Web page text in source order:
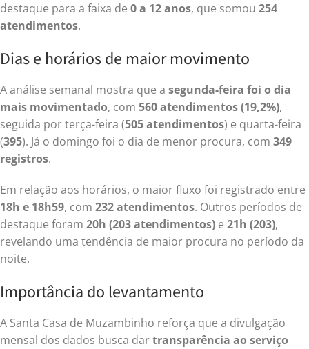
destaque para a faixa de 0 a 12 anos, que somou 254
atendimentos.
Dias e horários de maior movimento
A análise semanal mostra que a segunda-feira foi o dia
mais movimentado, com 560 atendimentos (19,2%),
seguida por terça-feira (505 atendimentos) e quarta-feira
(395). Já o domingo foi o dia de menor procura, com 349
registros.
Em relação aos horários, o maior fluxo foi registrado entre
18h e 18h59, com 232 atendimentos. Outros períodos de
destaque foram 20h (203 atendimentos) e 21h (203),
revelando uma tendência de maior procura no período da
noite.
Importância do levantamento
A Santa Casa de Muzambinho reforça que a divulgação
mensal dos dados busca dartransparência ao serviço